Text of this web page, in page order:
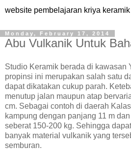
website pembelajaran kriya
Monday, February 17, 2014
Abu Vulkanik Untuk
Studio Keramik berada di kawasan
propinsi ini merupakan salah satu
dapat dikatakan cukup parah.
menutup jalan maupun atap
cm. Sebagai contoh di daerah
kampung dengan panjang 11 m
seberat 150-200 kg. Sehingga
banyak material vulkanik yang
semburan.